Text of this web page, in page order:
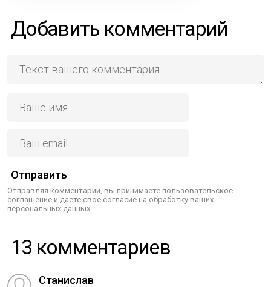
Добавить комментарий
Отправить
Отправляя комментарий, вы принимаете пользовательское
соглашение и даёте своё согласие на обработку ваших
персональных данных.
13 комментариев
Станислав